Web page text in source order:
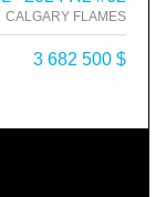
CALGARY FLAMES
3 682 500 $